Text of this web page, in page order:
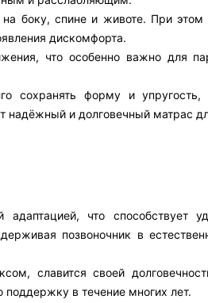
боку, спине и животе. При
дискомфорта.
что особенно важно для
сохранять форму и упругость,
и долговечный матрас
что способствует
позвоночник в
славится своей
в течение многих лет.